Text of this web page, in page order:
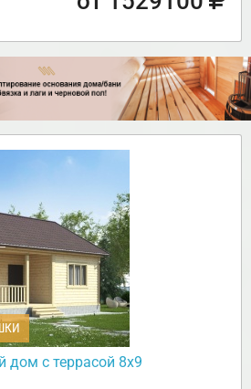
с террасой 8х9